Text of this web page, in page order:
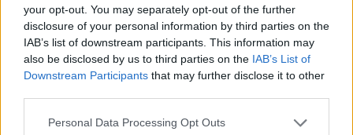
your opt-out. You may separately opt-out of the further
disclosure of your personal information by third parties on the
IAB’s list of downstream participants. This information may
also be disclosed by us to third parties on the IAB’s List of
Downstream Participants that may further disclose it to other
Please note that this website/app uses one or more Google
Personal Data Processing Opt Outs